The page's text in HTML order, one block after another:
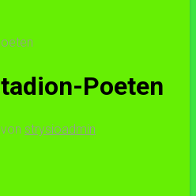
Poeten
strysioadmin